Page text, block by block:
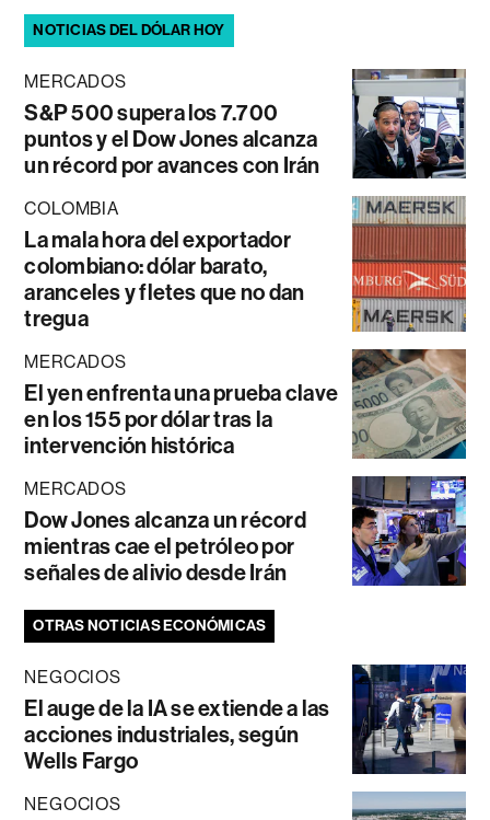
NOTICIAS DEL DÓLAR HOY
MERCADOS
S&P 500 supera los 7.700
puntos y el Dow Jones alcanza
un récord por avances con Irán
COLOMBIA
La mala hora del exportador
colombiano: dólar barato,
aranceles y fletes que no dan
tregua
MERCADOS
El yen enfrenta una prueba clave
en los 155 por dólar tras la
intervención histórica
MERCADOS
Dow Jones alcanza un récord
mientras cae el petróleo por
señales de alivio desde Irán
OTRAS NOTICIAS ECONÓMICAS
NEGOCIOS
El auge de la IA se extiende a las
acciones industriales, según
Wells Fargo
NEGOCIOS